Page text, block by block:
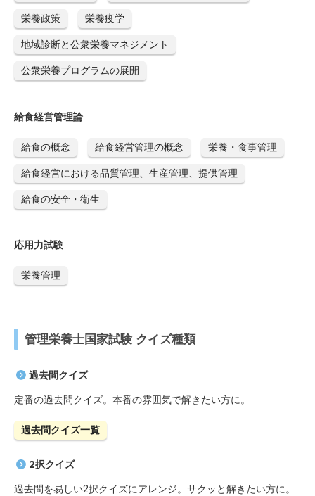
栄養政策 栄養疫学
地域診断と公衆栄養マネジメント
公衆栄養プログラムの展開
給食経営管理論
給食の概念 給食経営管理の概念 栄養・食事管理
給食経営における品質管理、生産管理、提供管理
給食の安全・衛生
応用力試験
栄養管理
管理栄養士国家試験 クイズ種類
過去問クイズ
定番の過去問クイズ。本番の雰囲気で解きたい方に。
過去問クイズ一覧
2択クイズ
過去問を易しい2択クイズにアレンジ。サクッと解きたい方に。